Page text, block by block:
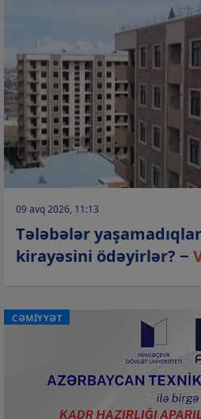
09 avq 2026, 11:13
Tələbələr
kirayəsini ödəyirlər? −
CƏMİYYƏT